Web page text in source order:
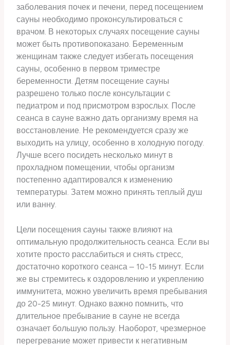
заболевания почек и печени, перед посещением
сауны необходимо проконсультироваться с
врачом. В некоторых случаях посещение сауны
может быть противопоказано. Беременным
женщинам также следует избегать посещения
сауны, особенно в первом триместре
беременности. Детям посещение сауны
разрешено только после консультации с
педиатром и под присмотром взрослых. После
сеанса в сауне важно дать организму время на
восстановление. Не рекомендуется сразу же
выходить на улицу, особенно в холодную погоду.
Лучше всего посидеть несколько минут в
прохладном помещении, чтобы организм
постепенно адаптировался к изменению
температуры. Затем можно принять теплый душ
или ванну.
Цели посещения сауны также влияют на
оптимальную продолжительность сеанса. Если вы
хотите просто расслабиться и снять стресс,
достаточно короткого сеанса – 10-15 минут. Если
же вы стремитесь к оздоровлению и укреплению
иммунитета, можно увеличить время пребывания
до 20-25 минут. Однако важно помнить, что
длительное пребывание в сауне не всегда
означает большую пользу. Наоборот, чрезмерное
перегревание может привести к негативным